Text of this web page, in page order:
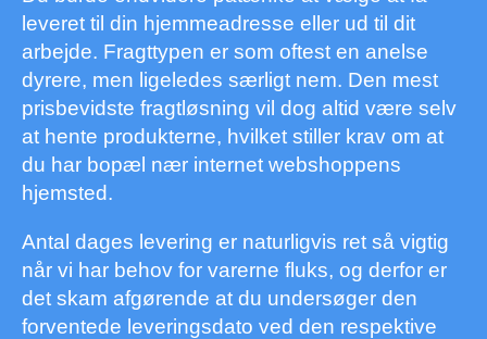
leveret til din hjemmeadresse eller ud til dit
arbejde. Fragttypen er som oftest en anelse
dyrere, men ligeledes særligt nem. Den mest
prisbevidste fragtløsning vil dog altid være selv
at hente produkterne, hvilket stiller krav om at
du har bopæl nær internet webshoppens
hjemsted.
Antal dages levering er naturligvis ret så vigtig
når vi har behov for varerne fluks, og derfor er
det skam afgørende at du undersøger den
forventede leveringsdato ved den respektive